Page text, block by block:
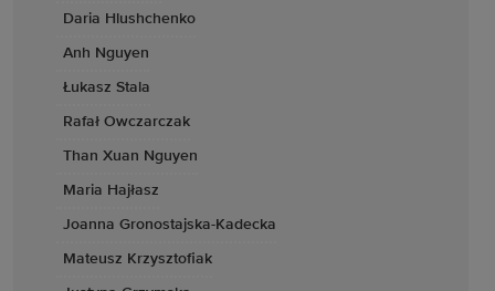
Daria Hlushchenko
Anh Nguyen
Łukasz Stala
Rafał Owczarczak
Than Xuan Nguyen
Maria Hajłasz
Joanna Gronostajska-Kadecka
Mateusz Krzysztofiak